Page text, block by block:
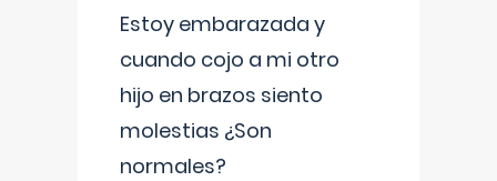
Estoy embarazada y
cuando cojo a mi otro
hijo en brazos siento
molestias ¿Son
normales?